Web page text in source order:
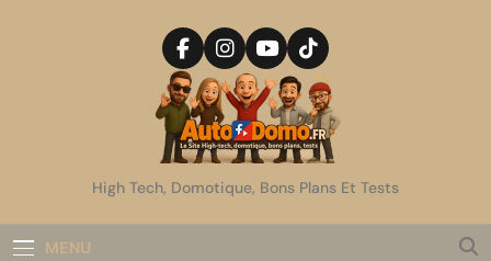
AutoDomo
High Tech, Domotique, Bons Plans Et Tests
MENU